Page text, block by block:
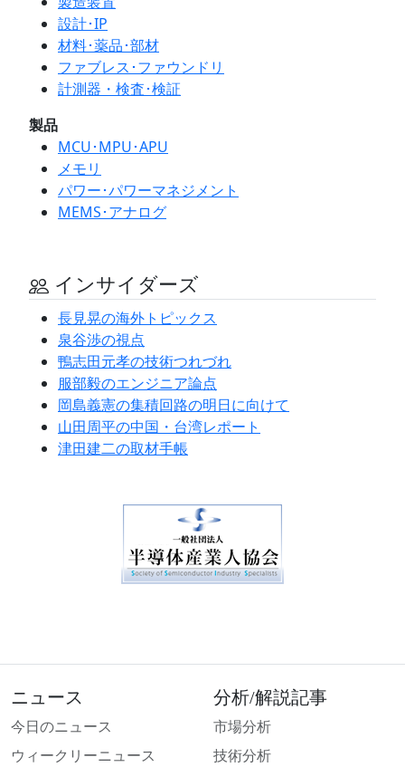
設計･IP
材料･薬品･部材
ファブレス･ファウンドリ
計測器・検査･検証
製品
MCU･MPU･APU
メモリ
パワー･パワーマネジメント
MEMS･アナログ
インサイダーズ
長見晃の海外トピックス
泉谷渉の視点
鴨志田元孝の技術つれづれ
服部毅のエンジニア論点
岡島義憲の集積回路の明日に向けて
山田周平の中国・台湾レポート
津田建二の取材手帳
ニュース
今日のニュース
ウィークリーニュース
分析/解説記事
市場分析
技術分析